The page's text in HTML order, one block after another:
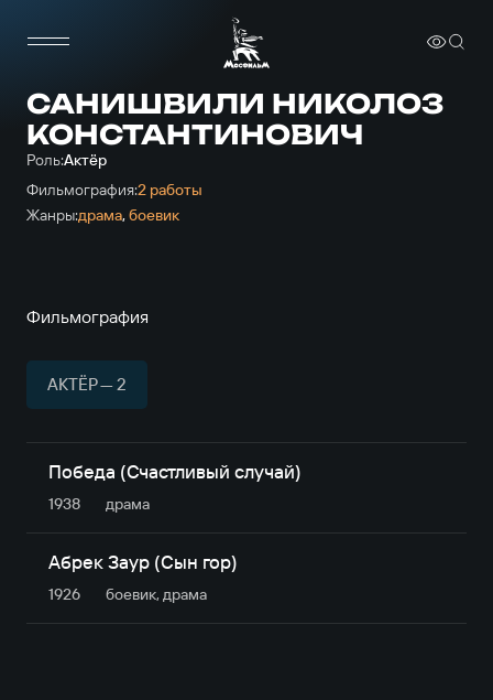
САНИШВИЛИ НИКОЛОЗ
КОНСТАНТИНОВИЧ
Роль:Актёр
Фильмография:2 работы
Жанры:драма,боевик
Фильмография
АКТЁР — 2
Победа (Счастливый случай)
1938 драма
Абрек Заур (Сын гор)
1926 боевик, драма